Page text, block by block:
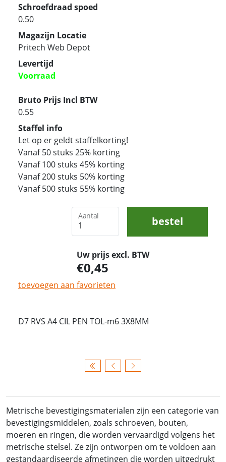
Schroefdraad spoed
0.50
Magazijn Locatie
Pritech Web Depot
Levertijd
Voorraad
Bruto Prijs Incl BTW
0.55
Staffel info
Let op er geldt staffelkorting!
Vanaf 50 stuks 25% korting
Vanaf 100 stuks 45% korting
Vanaf 200 stuks 50% korting
Vanaf 500 stuks 55% korting
Aantal bestel
Uw prijs excl. BTW
0,45
toevoegen aan favorieten
D7 RVS A4 CIL PEN TOL-m6 3X8MM
Metrische bevestigingsmaterialen zijn een categorie van
bevestigingsmiddelen, zoals schroeven, bouten,
moeren en ringen, die worden vervaardigd volgens het
metrische stelsel. Ze zijn ontworpen om te voldoen aan
gestandaardiseerde afmetingen die worden uitgedrukt